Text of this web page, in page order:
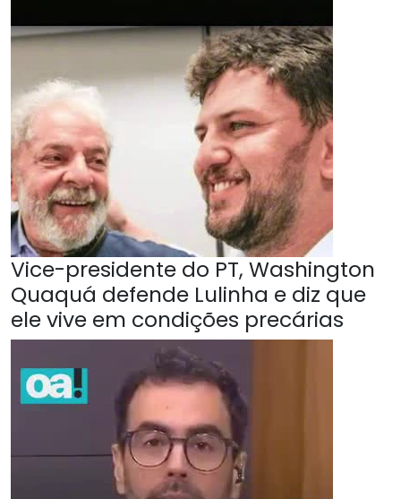
Vice-presidente do PT, Washington
Quaquá defende Lulinha e diz que
ele vive em condições precárias